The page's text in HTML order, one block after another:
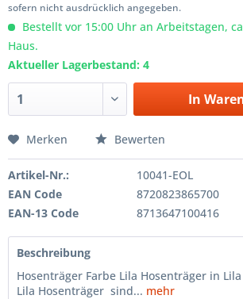
sofern nicht ausdrücklich angegeben.
Bestellt vor 15:00 Uhr an Arbeitstagen,
Haus.
Aktueller Lagerbestand: 4
In
Merken Bewerten
Artikel-Nr.:
10041-EOL
EAN Code
8720823865700
EAN-13 Code
8713647100416
Beschreibung
Hosenträger Farbe Lila Hosenträger in
Lila Hosenträger sind... mehr